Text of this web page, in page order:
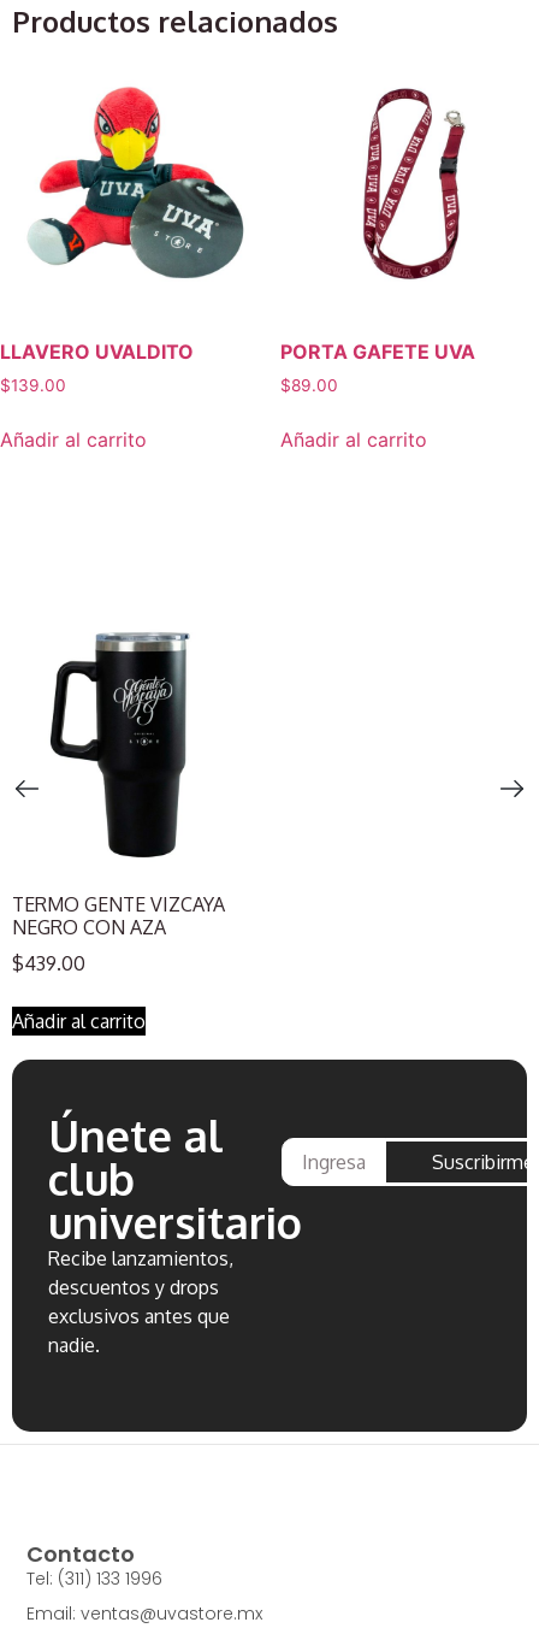
Productos relacionados
LLAVERO UVALDITO
$139.00
Añadir al carrito
PORTA GAFETE UVA
$89.00
Añadir al carrito
TERMO GENTE VIZCAYA
NEGRO CON AZA
$439.00
Añadir al carrito
Únete al
club
universitario
Recibe lanzamientos,
descuentos y drops
exclusivos antes que
nadie.
Suscribirme
Contacto
Tel: (311) 133 1996
Email: ventas@uvastore.mx